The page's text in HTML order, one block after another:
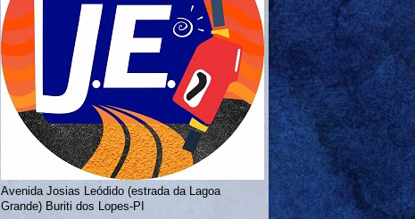
Avenida Josias Leódido (estrada da Lagoa
Grande) Buriti dos Lopes-PI